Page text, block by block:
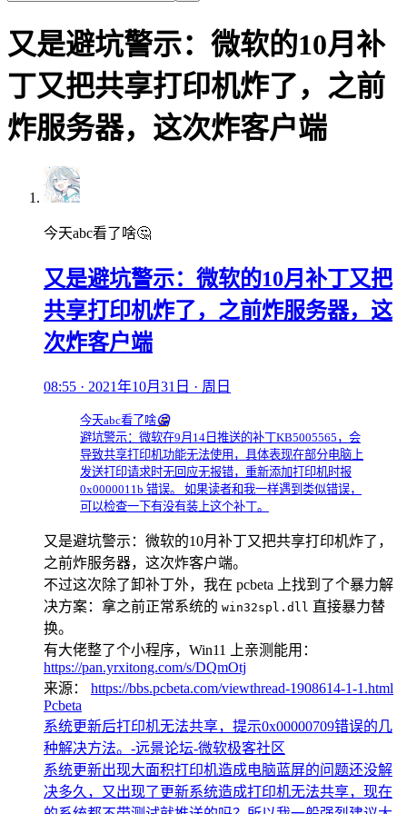
又是避坑警示：微软的10月补
丁又把共享打印机炸了，之前
炸服务器，这次炸客户端
今天abc看了啥🤔
又是避坑警示：微软的10月补丁又把
共享打印机炸了，之前炸服务器，这
次炸客户端
08:55 · 2021年10月31日 · 周日
今天abc看了啥🤔
避坑警示：微软在9月14日推送的补丁KB5005565，会
导致共享打印机功能无法使用，具体表现在部分电脑上
发送打印请求时无回应无报错，重新添加打印机时报
0x0000011b 错误。 如果读者和我一样遇到类似错误，
可以检查一下有没有装上这个补丁。
又是避坑警示：微软的10月补丁又把共享打印机炸了，
之前炸服务器，这次炸客户端。
不过这次除了卸补丁外，我在 pcbeta 上找到了个暴力解
决方案：拿之前正常系统的 win32spl.dll 直接暴力替
换。
有大佬整了个小程序，Win11 上亲测能用：
https://pan.yrxitong.com/s/DQmOtj
来源： https://bbs.pcbeta.com/viewthread-1908614-1-1.html
Pcbeta
系统更新后打印机无法共享，提示0x00000709错误的几
种解决方法。-远景论坛-微软极客社区
系统更新出现大面积打印机造成电脑蓝屏的问题还没解
决多久，又出现了更新系统造成打印机无法共享，现在